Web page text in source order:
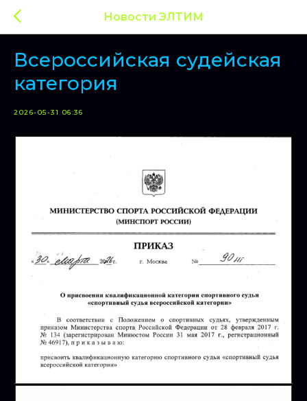
Новости ЭЛТИМ
Всероссийская судейская
категория
2026-05-31 06:36